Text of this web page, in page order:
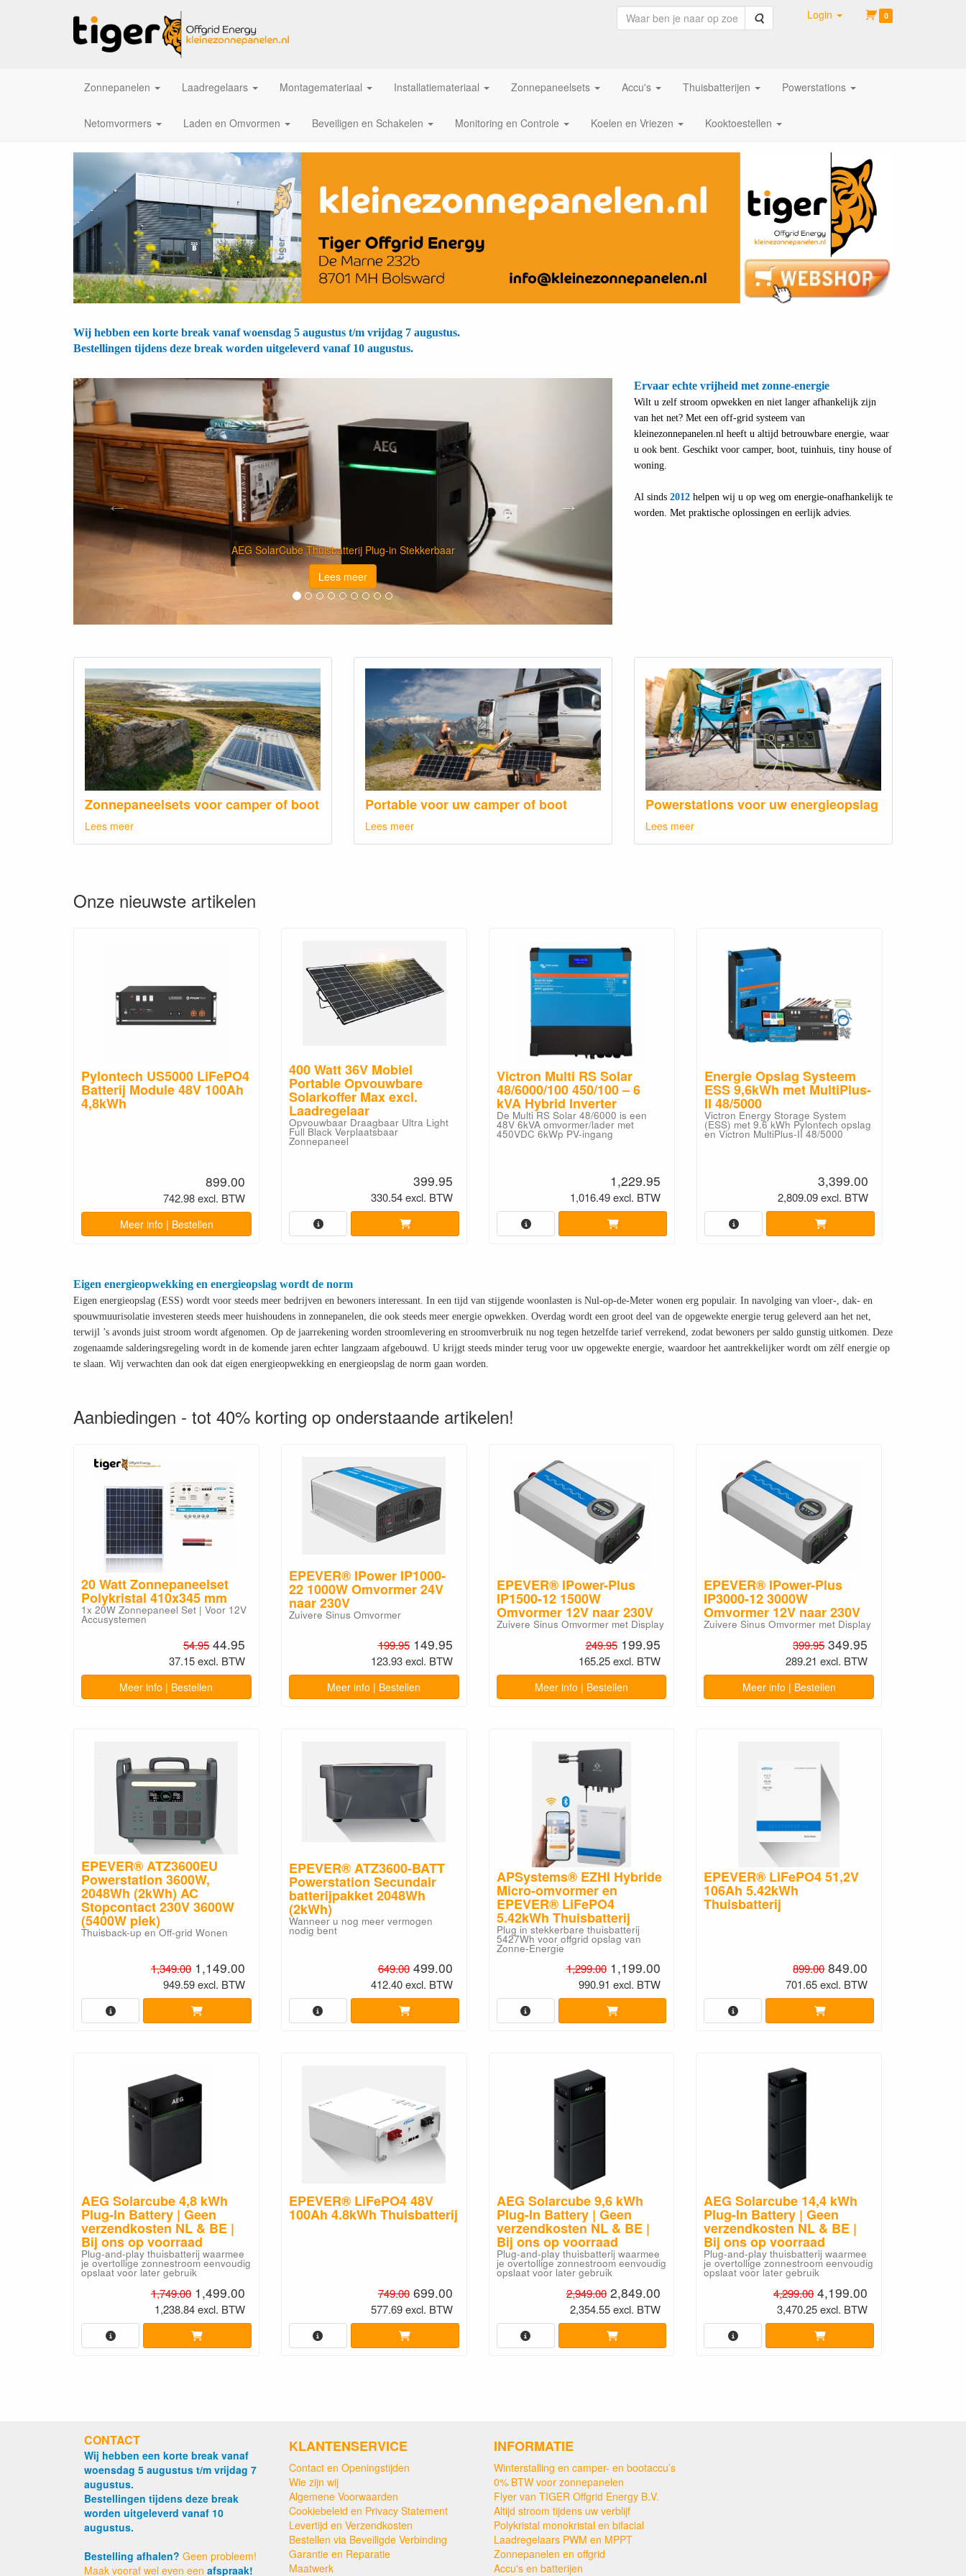
Zoeken Login 0
Zonnepanelen Laadregelaars Montagemateriaal Installatiemateriaal Zonnepaneelsets Accu's Thuisbatterijen Powerstations
Netomvormers Laden en Omvormen Beveiligen en Schakelen Monitoring en Controle Koelen en Vriezen Kooktoestellen
kleinezonnepanelen.nl | TIGER Offgrid Energy B.V. | Offgrid Energie
Wij hebben een korte break vanaf woensdag 5 augustus t/m vrijdag 7 augustus.
Bestellingen tijdens deze break worden uitgeleverd vanaf 10 augustus.
Powerstation voor uw eigen Energieopslag
Lees meer
Vorige Ervaar echte vrijheid met zonne-energie
Wilt u zelf stroom opwekken en niet langer afhankelijk zijn
van het net? Met een off-grid systeem van
kleinezonnepanelen.nl heeft u altijd betrouwbare energie, waar
u ook bent. Geschikt voor camper, boot, tuinhuis, tiny house of
woning.
Al sinds 2012 helpen wij u op weg om energie-onafhankelijk te
worden. Met praktische oplossingen en eerlijk advies.
Zonnepaneelsets voor camper of boot
Lees meer
Portable voor uw camper of boot
Lees meer
Powerstations voor uw energieopslag
Lees meer
Onze nieuwste artikelen
Pylontech US5000 LiFePO4
Batterij Module 48V 100Ah
4,8kWh
899.00
742.98 excl. BTW
Meer info | Bestellen
400 Watt 36V Mobiel
Portable Opvouwbare
Solarkoffer Max excl.
Laadregelaar
Opvouwbaar Draagbaar Ultra Light
Full Black Verplaatsbaar
Zonnepaneel
399.95
330.54 excl. BTW
Victron Multi RS Solar
48/6000/100 450/100 – 6
kVA Hybrid Inverter
De Multi RS Solar 48/6000 is een
48V 6kVA omvormer/lader met
450VDC 6kWp PV-ingang
1,229.95
1,016.49 excl. BTW
Energie Opslag Systeem
ESS 9,6kWh met MultiPlus-
II 48/5000
Victron Energy Storage System
(ESS) met 9.6 kWh Pylontech opslag
en Victron MultiPlus-II 48/5000
3,399.00
2,809.09 excl. BTW
Eigen energieopwekking en energieopslag wordt de norm
Eigen energieopslag (ESS) wordt voor steeds meer bedrijven en bewoners interessant. In een tijd van stijgende woonlasten is Nul-op-de-Meter wonen erg populair. In navolging van vloer-, dak- en
spouwmuurisolatie investeren steeds meer huishoudens in zonnepanelen, die ook steeds meer energie opwekken. Overdag wordt een groot deel van de opgewekte energie terug geleverd aan het net,
terwijl ’s avonds juist stroom wordt afgenomen. Op de jaarrekening worden stroomlevering en stroomverbruik nu nog tegen hetzelfde tarief verrekend, zodat bewoners per saldo gunstig uitkomen. Deze
zogenaamde salderingsregeling wordt in de komende jaren echter langzaam afgebouwd. U krijgt steeds minder terug voor uw opgewekte energie, waardoor het aantrekkelijker wordt om zélf energie op
te slaan. Wij verwachten dan ook dat eigen energieopwekking en energieopslag de norm gaan worden.
Aanbiedingen - tot 40% korting op onderstaande artikelen!
20 Watt Zonnepaneelset
Polykristal 410x345 mm
1x 20W Zonnepaneel Set | Voor 12V
Accusystemen
54.95 44.95
37.15 excl. BTW
Meer info | Bestellen
EPEVER® IPower IP1000-
22 1000W Omvormer 24V
naar 230V
Zuivere Sinus Omvormer
199.95149.95
123.93 excl. BTW
Meer info | Bestellen
EPEVER® IPower-Plus
IP1500-12 1500W
Omvormer 12V naar 230V
Zuivere Sinus Omvormer met Display
249.95199.95
165.25 excl. BTW
Meer info | Bestellen
EPEVER® IPower-Plus
IP3000-12 3000W
Omvormer 12V naar 230V
Zuivere Sinus Omvormer met Display
399.95349.95
289.21 excl. BTW
Meer info | Bestellen
EPEVER® ATZ3600EU
Powerstation 3600W,
2048Wh (2kWh) AC
Stopcontact 230V 3600W
(5400W piek)
Thuisback-up en Off-grid Wonen
1,349.00 1,149.00
949.59 excl. BTW
EPEVER® ATZ3600-BATT
Powerstation Secundair
batterijpakket 2048Wh
(2kWh)
Wanneer u nog meer vermogen
nodig bent
649.00499.00
412.40 excl. BTW
APSystems® EZHI Hybride
Micro-omvormer en
EPEVER® LiFePO4
5.42kWh Thuisbatterij
Plug in stekkerbare thuisbatterij
5427Wh voor offgrid opslag van
Zonne-Energie
1,299.001,199.00
990.91 excl. BTW
EPEVER® LiFePO4 51,2V
106Ah 5.42kWh
Thuisbatterij
899.00849.00
701.65 excl. BTW
AEG Solarcube 4,8 kWh
Plug-In Battery | Geen
verzendkosten NL & BE |
Bij ons op voorraad
Plug-and-play thuisbatterij waarmee
je overtollige zonnestroom eenvoudig
opslaat voor later gebruik
1,749.00 1,499.00
1,238.84 excl. BTW
EPEVER® LiFePO4 48V
100Ah 4.8kWh Thuisbatterij
749.00699.00
577.69 excl. BTW
AEG Solarcube 9,6 kWh
Plug-In Battery | Geen
verzendkosten NL & BE |
Bij ons op voorraad
Plug-and-play thuisbatterij waarmee
je overtollige zonnestroom eenvoudig
opslaat voor later gebruik
2,949.002,849.00
2,354.55 excl. BTW
AEG Solarcube 14,4 kWh
Plug-In Battery | Geen
verzendkosten NL & BE |
Bij ons op voorraad
Plug-and-play thuisbatterij waarmee
je overtollige zonnestroom eenvoudig
opslaat voor later gebruik
4,299.004,199.00
3,470.25 excl. BTW
CONTACT
Wij hebben een korte break vanaf
woensdag 5 augustus t/m vrijdag 7
augustus.
Bestellingen tijdens deze break
worden uitgeleverd vanaf 10
augustus.
Bestelling afhalen? Geen probleem!
Maak vooraf wel even een afspraak!
KLANTENSERVICE
Contact en Openingstijden
Wie zijn wij
Algemene Voorwaarden
Cookiebeleid en Privacy Statement
Levertijd en Verzendkosten
Bestellen via Beveiligde Verbinding
Garantie en Reparatie
Maatwerk
INFORMATIE
Winterstalling en camper- en bootaccu’s
0% BTW voor zonnepanelen
Flyer van TIGER Offgrid Energy B.V.
Altijd stroom tijdens uw verblijf
Polykristal monokristal en bifacial
Laadregelaars PWM en MPPT
Zonnepanelen en offgrid
Accu's en batterijen